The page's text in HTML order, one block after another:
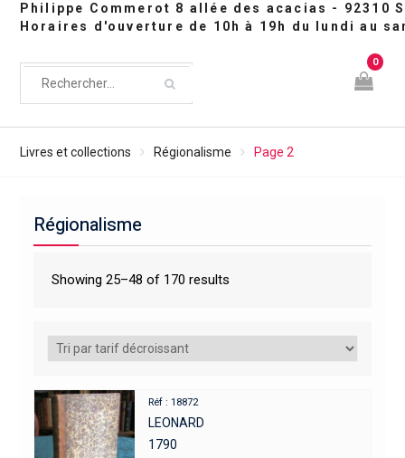
0
Livres et collections Régionalisme Page 2
Régionalisme
Showing 25–48 of 170 results
Réf : 18872
LEONARD
1790